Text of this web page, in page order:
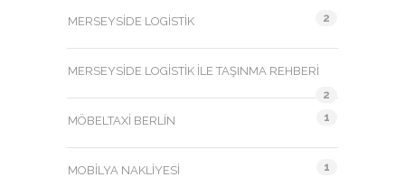
MERSEYSIDE LOGISTIK 2
MERSEYSIDE LOGISTIK ILE TAŞINMA REHBERI
2
MÖBELTAXI BERLIN
1
MOBILYA NAKLIYESI 1